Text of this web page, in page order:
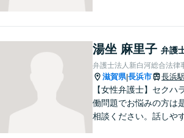
抱えるお気持ちやご希
ひお聞かせください！
湯坐 麻里子 弁護
弁護士法人新白河総合法律
滋賀県|長浜市 長浜駅
【女性弁護士】セクハ
働問題でお悩みの方は
相談ください。話しや